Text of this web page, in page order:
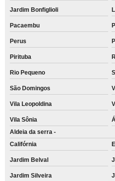
Jardim Bonfiglioli
Pacaembu
Perus
Pirituba
Rio Pequeno
São Domingos
Vila Leopoldina
Vila Sônia
Aldeia da serra -
Califórnia
Jardim Belval
Jardim Silveira